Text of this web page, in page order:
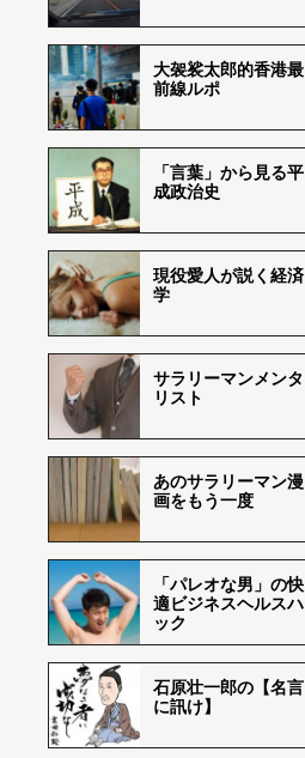
大袈裟太郎的香港最
前線ルポ
「言葉」から見る平
成政治史
現役愛人が説く経済
学
サラリーマンメンタ
リスト
あのサラリーマン漫
画をもう一度
「パレオな男」の快
適ビジネスヘルスハ
ック
石原壮一郎の【名言
に訊け】